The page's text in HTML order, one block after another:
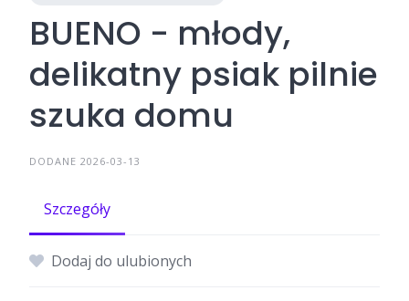
BUENO - młody,
delikatny psiak pilnie
szuka domu
DODANE 2026-03-13
Szczegóły
Dodaj do ulubionych